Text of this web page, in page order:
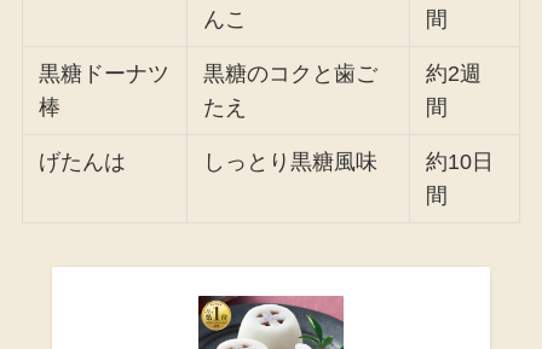
んこ
間
黒糖ドーナツ
棒
黒糖のコクと歯ご
たえ
約2週
間
げたんは しっとり黒糖風味
約10日
間